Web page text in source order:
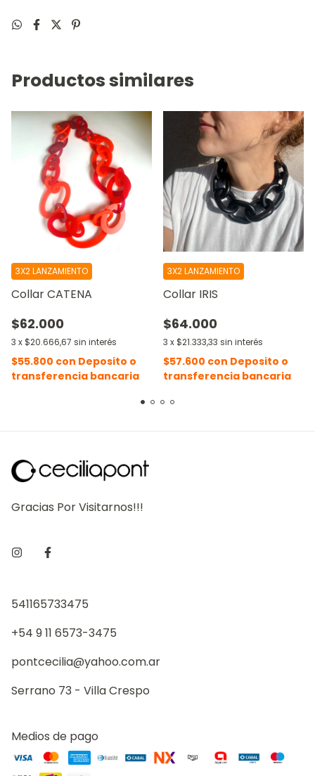
Productos similares
Collar CATENA
$62.000
3 x $20.666,67 sin interés
3X2 LANZAMIENTO
$55.800 con Deposito o
transferencia bancaria
Collar IRIS
$64.000
3 x $21.333,33 sin interés
3X2 LANZAMIENTO
$57.600 con Deposito o
transferencia bancaria
Gracias Por Visitarnos!!!
541165733475
+54 9 11 6573-3475
pontcecilia@yahoo.com.ar
Serrano 73 - Villa Crespo
Medios de pago